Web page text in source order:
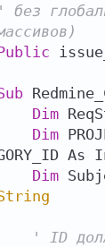
' без
Dim
Dim
As
Dim
' ID